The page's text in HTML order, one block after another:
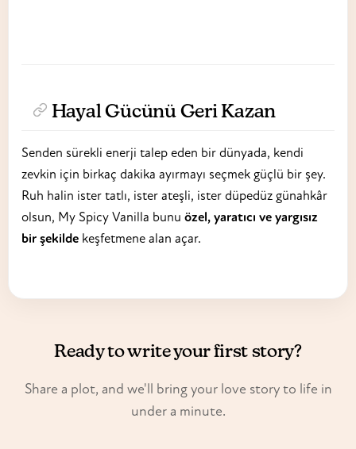
Hayal Gücünü Geri Kazan
Senden sürekli enerji talep eden bir dünyada, kendi
zevkin için birkaç dakika ayırmayı seçmek güçlü bir şey.
Ruh halin ister tatlı, ister ateşli, ister düpedüz günahkâr
olsun, My Spicy Vanilla bunu özel, yaratıcı ve yargısız
bir şekilde keşfetmene alan açar.
Ready to write your first story?
Share a plot, and we'll bring your love story to life in
under a minute.